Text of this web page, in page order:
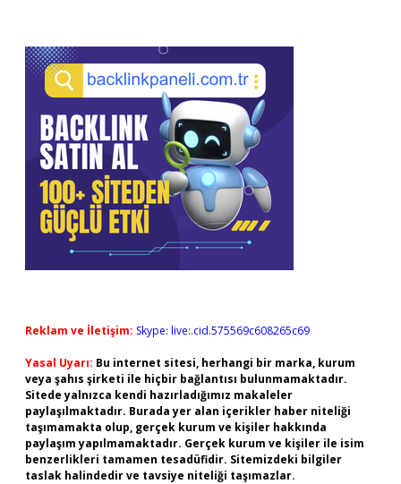
Reklam ve İletişim: Skype: live:.cid.575569c608265c69
Yasal Uyarı: Bu internet sitesi, herhangi bir marka, kurum
veya şahıs şirketi ile hiçbir bağlantısı bulunmamaktadır.
Sitede yalnızca kendi hazırladığımız makaleler
paylaşılmaktadır. Burada yer alan içerikler haber niteliği
taşımamakta olup, gerçek kurum ve kişiler hakkında
paylaşım yapılmamaktadır. Gerçek kurum ve kişiler ile isim
benzerlikleri tamamen tesadüfidir. Sitemizdeki bilgiler
taslak halindedir ve tavsiye niteliği taşımazlar.